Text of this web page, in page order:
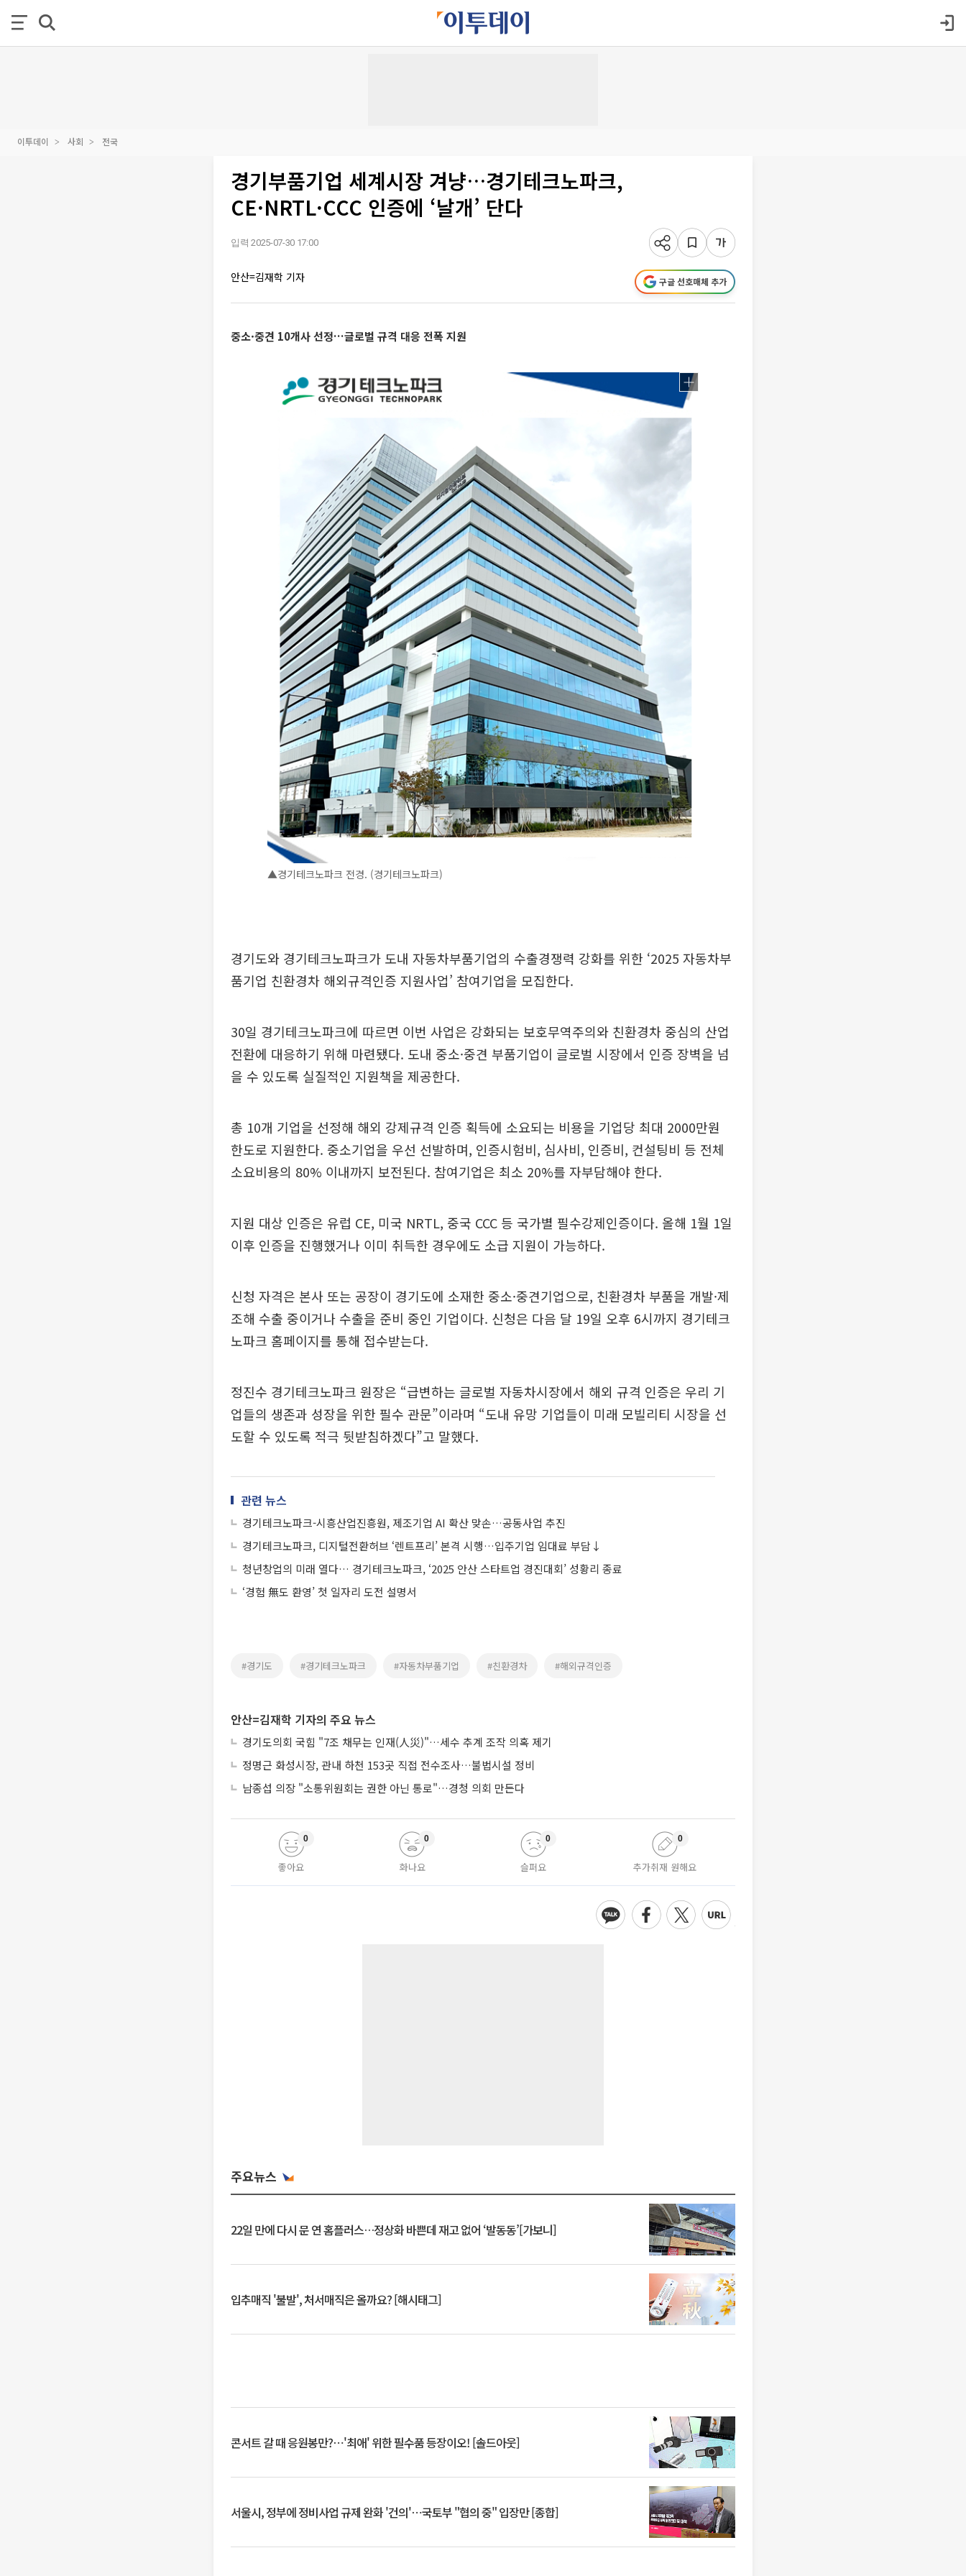
이투데이 사회 전국
경기부품기업 세계시장 겨냥…경기테크노파크,
CE·NRTL·CCC 인증에 ‘날개’ 단다
입력 2025-07-30 17:00
안산=김재학 기자 구글 선호매체 추가
중소·중견 10개사 선정…글로벌 규격 대응 전폭 지원
▲경기테크노파크 전경. (경기테크노파크)
경기도와 경기테크노파크가 도내 자동차부품기업의 수출경쟁력 강화를 위한 ‘2025 자동차부
품기업 친환경차 해외규격인증 지원사업’ 참여기업을 모집한다.
30일 경기테크노파크에 따르면 이번 사업은 강화되는 보호무역주의와 친환경차 중심의 산업
전환에 대응하기 위해 마련됐다. 도내 중소·중견 부품기업이 글로벌 시장에서 인증 장벽을 넘
을 수 있도록 실질적인 지원책을 제공한다.
총 10개 기업을 선정해 해외 강제규격 인증 획득에 소요되는 비용을 기업당 최대 2000만원
한도로 지원한다. 중소기업을 우선 선발하며, 인증시험비, 심사비, 인증비, 컨설팅비 등 전체
소요비용의 80% 이내까지 보전된다. 참여기업은 최소 20%를 자부담해야 한다.
지원 대상 인증은 유럽 CE, 미국 NRTL, 중국 CCC 등 국가별 필수강제인증이다. 올해 1월 1일
이후 인증을 진행했거나 이미 취득한 경우에도 소급 지원이 가능하다.
신청 자격은 본사 또는 공장이 경기도에 소재한 중소·중견기업으로, 친환경차 부품을 개발·제
조해 수출 중이거나 수출을 준비 중인 기업이다. 신청은 다음 달 19일 오후 6시까지 경기테크
노파크 홈페이지를 통해 접수받는다.
정진수 경기테크노파크 원장은 “급변하는 글로벌 자동차시장에서 해외 규격 인증은 우리 기
업들의 생존과 성장을 위한 필수 관문”이라며 “도내 유망 기업들이 미래 모빌리티 시장을 선
도할 수 있도록 적극 뒷받침하겠다”고 말했다.
관련 뉴스
경기테크노파크-시흥산업진흥원, 제조기업 AI 확산 맞손…공동사업 추진
경기테크노파크, 디지털전환허브 ‘렌트프리’ 본격 시행…입주기업 임대료 부담↓
청년창업의 미래 열다… 경기테크노파크, ‘2025 안산 스타트업 경진대회’ 성황리 종료
‘경험 無도 환영’ 첫 일자리 도전 설명서
#경기도 #경기테크노파크 #자동차부품기업 #친환경차 #해외규격인증
안산=김재학 기자의 주요 뉴스
경기도의회 국힘 "7조 채무는 인재(人災)"…세수 추계 조작 의혹 제기
정명근 화성시장, 관내 하천 153곳 직접 전수조사…불법시설 정비
남종섭 의장 "소통위원회는 권한 아닌 통로"…경청 의회 만든다
좋아요
0
화나요
0
슬퍼요
0
추가취재 원해요
0
주요뉴스
22일 만에 다시 문 연 홈플러스…정상화 바쁜데 재고 없어 ‘발동동’[가보니]
입추매직 '불발', 처서매직은 올까요? [해시태그]
콘서트 갈 때 응원봉만?⋯'최애' 위한 필수품 등장이오! [솔드아웃]
서울시, 정부에 정비사업 규제 완화 '건의'⋯국토부 "협의 중" 입장만 [종합]